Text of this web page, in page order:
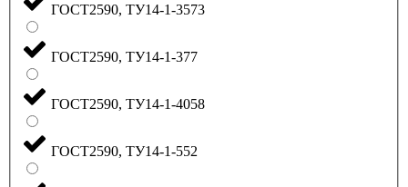
ГОСТ2590, ТУ14-1-3573
ГОСТ2590, ТУ14-1-377
ГОСТ2590, ТУ14-1-4058
ГОСТ2590, ТУ14-1-552